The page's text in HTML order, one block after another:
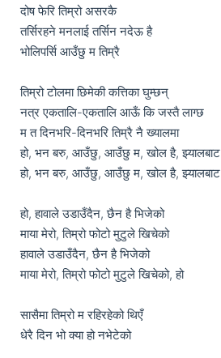
दोष फेरि तिम्रो असरकै
तर्सिरहने मनलाई तर्सिन नदेऊ है
भोलिपर्सि आउँछु म तिम्रै
तिम्रो टोलमा छिमेकी कत्तिका घुम्छन्
नत्र एकतालि-एकतालि आऊँ कि जस्तै लाग्छ
म त दिनभरि-दिनभरि तिम्रै नै ख्यालमा
हो, भन बरु, आउँछु, आउँछु म, खोल है, झ्यालबाट
हो, भन बरु, आउँछु, आउँछु म, खोल है, झ्यालबाट
हो, हावाले उडाउँदैन, छैन है भिजेको
माया मेरो, तिम्रो फोटो मुटुले खिचेको
हावाले उडाउँदैन, छैन है भिजेको
माया मेरो, तिम्रो फोटो मुटुले खिचेको, हो
सासैमा तिम्रो म रहिरहेको थिएँ
धेरै दिन भो क्या हो नभेटेको